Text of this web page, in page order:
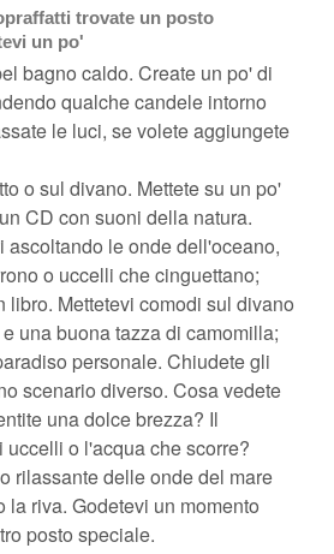
trovate un posto
un po'
bagno caldo. Create un po' di
qualche candele intorno
le luci, se volete aggiungete
o sul divano. Mettete su un po'
CD con suoni della natura.
ascoltando le onde dell'oceano,
o uccelli che cinguettano;
libro. Mettetevi comodi sul divano
una buona tazza di camomilla;
personale. Chiudete gli
scenario diverso. Cosa vedete
una dolce brezza? Il
uccelli o l'acqua che scorre?
rilassante delle onde del mare
la riva. Godetevi un momento
posto speciale.